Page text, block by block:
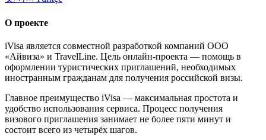
О проекте
iVisa является совместной разработкой компаний ООО
«Айвиза» и TravelLine. Цель онлайн-проекта — помощь в
оформлении туристических приглашений, необходимых
иностранным гражданам для получения российской визы.
Главное преимущество iVisa — максимальная простота и
удобство использования сервиса. Процесс получения
визового приглашения занимает не более пяти минут и
состоит всего из четырёх шагов.